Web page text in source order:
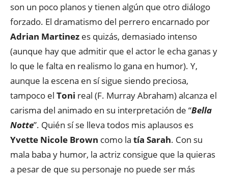
son un poco planos y tienen algún que otro diálogo
forzado. El dramatismo del perrero encarnado por
Adrian Martinez es quizás, demasiado intenso
(aunque hay que admitir que el actor le echa ganas y
lo que le falta en realismo lo gana en humor). Y,
aunque la escena en sí sigue siendo preciosa,
tampoco el Toni real (F. Murray Abraham) alcanza el
carisma del animado en su interpretación de “Bella
Notte”. Quién sí se lleva todos mis aplausos es
Yvette Nicole Brown como la tía Sarah. Con su
mala baba y humor, la actriz consigue que la quieras
a pesar de que su personaje no puede ser más